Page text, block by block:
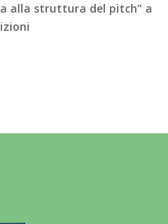
alla struttura del pitch” a